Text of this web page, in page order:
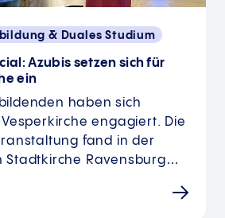
& Duales Studium
Azubis setzen sich für
ein
haben sich
engagiert. Die
fand in der
Stadtkirche Ravensburg…